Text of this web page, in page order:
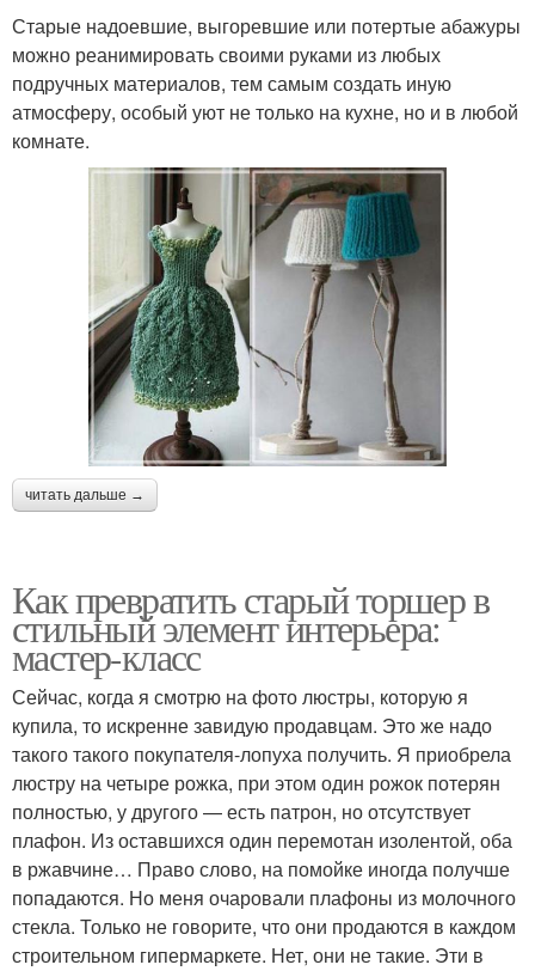
Старые надоевшие, выгоревшие или потертые абажуры
можно реанимировать своими руками из любых
подручных материалов, тем самым создать иную
атмосферу, особый уют не только на кухне, но и в любой
комнате.
читать дальше →
Как превратить старый торшер в
стильный элемент интерьера:
мастер-класс
Сейчас, когда я смотрю на фото люстры, которую я
купила, то искренне завидую продавцам. Это же надо
такого такого покупателя-лопуха получить. Я приобрела
люстру на четыре рожка, при этом один рожок потерян
полностью, у другого — есть патрон, но отсутствует
плафон. Из оставшихся один перемотан изолентой, оба
в ржавчине… Право слово, на помойке иногда получше
попадаются. Но меня очаровали плафоны из молочного
стекла. Только не говорите, что они продаются в каждом
строительном гипермаркете. Нет, они не такие. Эти в